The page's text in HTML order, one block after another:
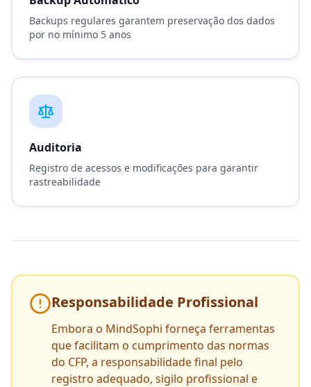
Backups regulares garantem preservação dos dados
por no mínimo 5 anos
Auditoria
Registro de acessos e modificações para garantir
rastreabilidade
Responsabilidade Profissional
Embora o MindSophi forneça ferramentas
que facilitam o cumprimento das normas
do CFP, a responsabilidade final pelo
registro adequado, sigilo profissional e